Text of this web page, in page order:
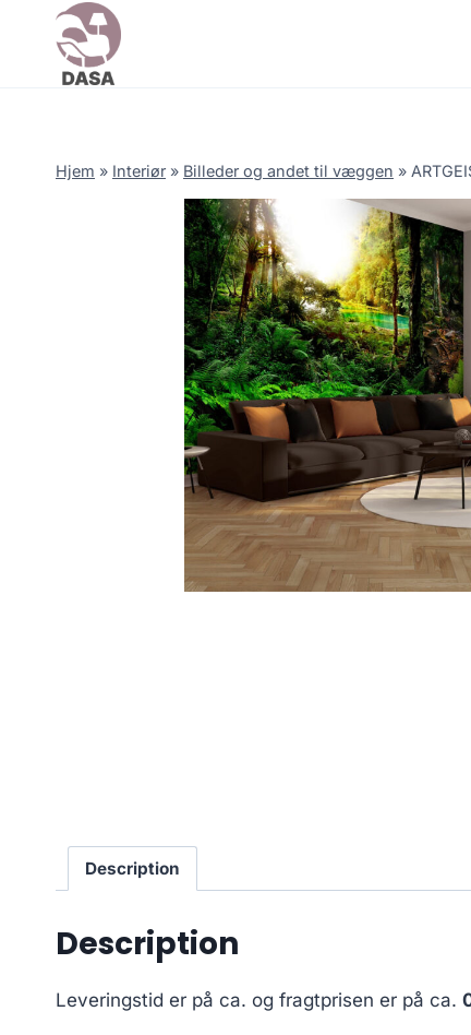
content
Hjem » Interiør » Billeder og andet til væggen »
Description
Description
Leveringstid er på ca. og fragtprisen er på ca.